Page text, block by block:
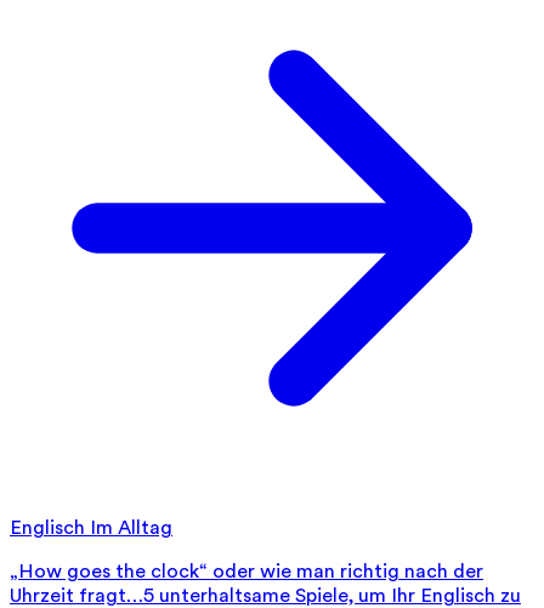
Englisch Im Alltag
„How goes the clock“ oder wie man richtig nach der
Uhrzeit fragt…5 unterhaltsame Spiele, um Ihr Englisch zu